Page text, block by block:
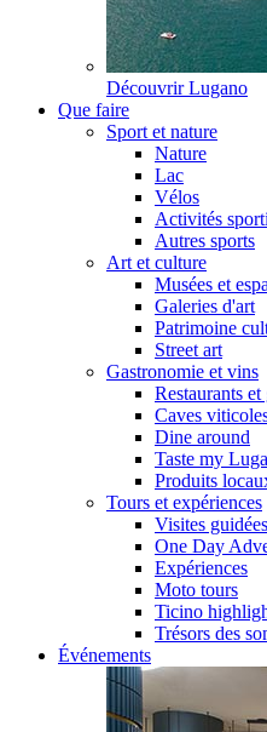
Découvrir Lugano
Que faire
Sport et nature
Nature
Lac
Vélos
Activités
Autres sports
Art et culture
Musées et
Galeries d'art
Patrimoine
Street art
Gastronomie et vins
Restaurants
Caves
Dine around
Taste my
Produits
Tours et expériences
Visites guidées
One Day
Expériences
Moto tours
Ticino
Trésors des
Événements